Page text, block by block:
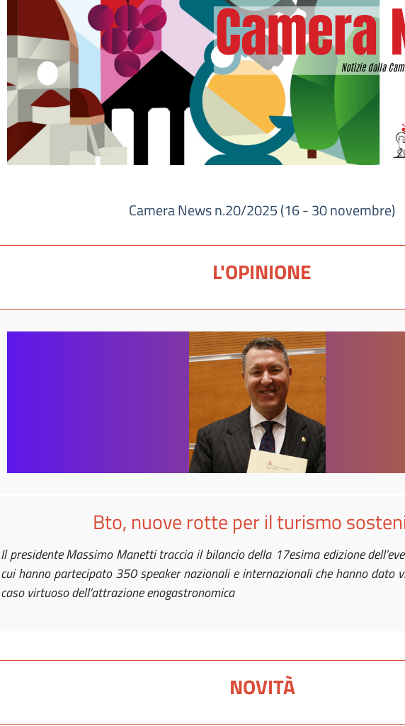
Camera News n.20/2025 (16 - 30 novembre)
L'OPINIONE
Bto, nuove rotte per il turismo
Il presidente Massimo Manetti traccia il bilancio della 17esima edizione
cui hanno partecipato 350 speaker nazionali e internazionali che hanno dato
caso virtuoso dell’attrazione enogastronomica
NOVITÀ